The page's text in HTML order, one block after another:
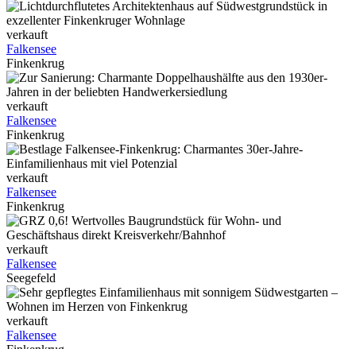
verkauft
Falkensee
Finkenkrug
verkauft
Falkensee
Finkenkrug
verkauft
Falkensee
Finkenkrug
verkauft
Falkensee
Seegefeld
verkauft
Falkensee